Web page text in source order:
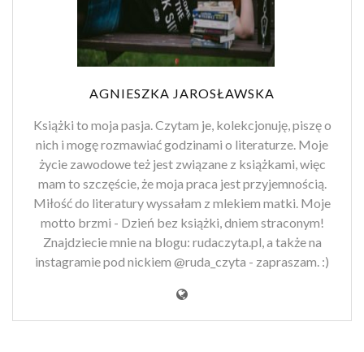
AGNIESZKA JAROSŁAWSKA
Książki to moja pasja. Czytam je, kolekcjonuję, piszę o
nich i mogę rozmawiać godzinami o literaturze. Moje
życie zawodowe też jest związane z książkami, więc
mam to szczęście, że moja praca jest przyjemnością.
Miłość do literatury wyssałam z mlekiem matki. Moje
motto brzmi - Dzień bez książki, dniem straconym!
Znajdziecie mnie na blogu: rudaczyta.pl, a także na
instagramie pod nickiem @ruda_czyta - zapraszam. :)